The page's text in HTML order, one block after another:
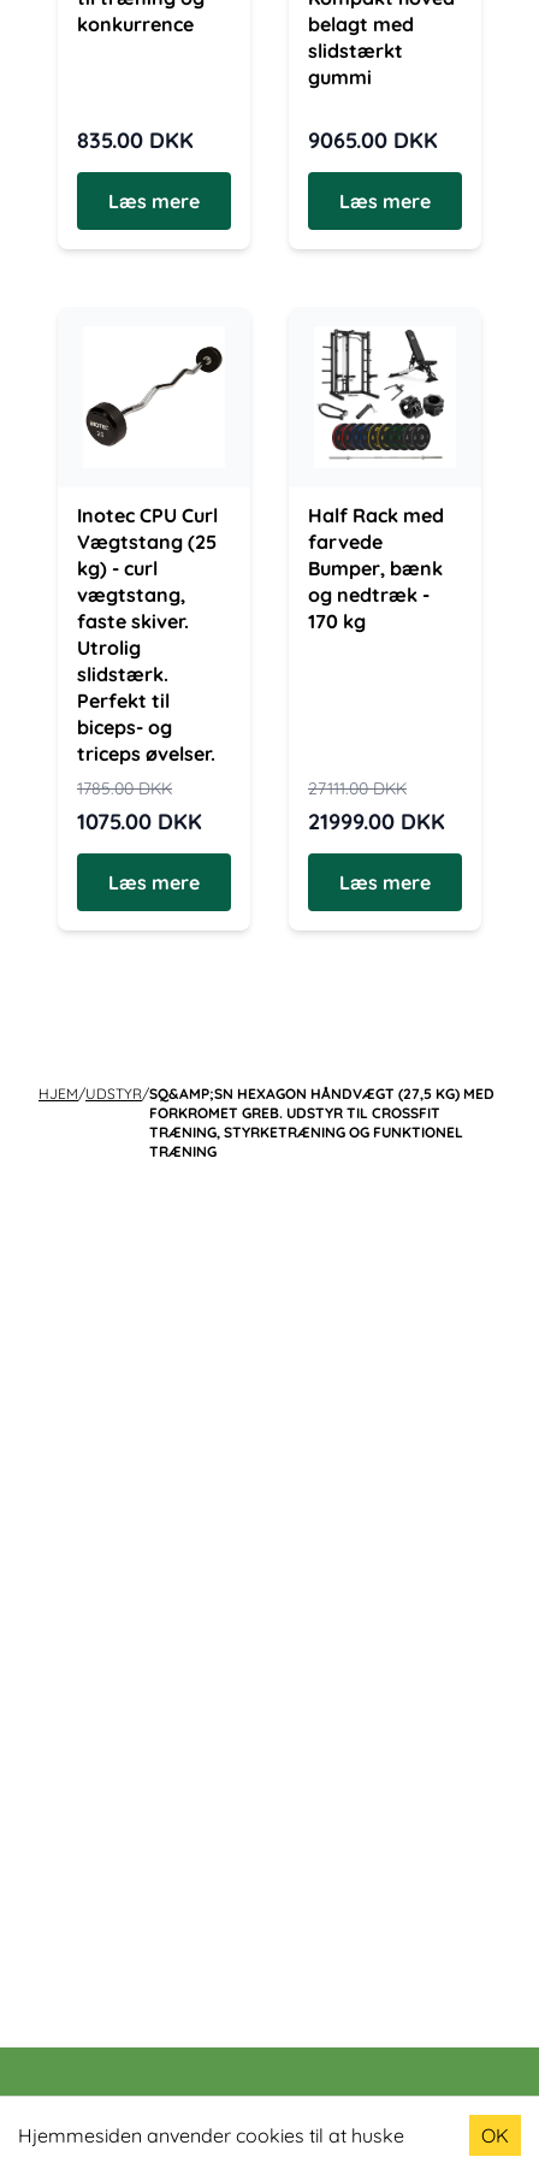
Hjemmesiden anvender cookies til at huske
OK
konkurrence
835.00 DKK
Læs mere
belagt med
slidstærkt
gummi
9065.00 DKK
Læs mere
Inotec CPU Curl
Vægtstang (25
kg) - curl
vægtstang,
faste skiver.
Utrolig
slidstærk.
Perfekt til
biceps- og
triceps øvelser.
1785.00DKK
1075.00 DKK
Læs mere
Half Rack med
farvede
Bumper, bænk
og nedtræk -
170 kg
27111.00DKK
21999.00 DKK
Læs mere
HJEM/UDSTYR/SQ&AMP;SN HEXAGON HÅNDVÆGT (27,5 KG) MED
FORKROMET GREB. UDSTYR TIL CROSSFIT
TRÆNING, STYRKETRÆNING OG FUNKTIONEL
TRÆNING
Populære produkter